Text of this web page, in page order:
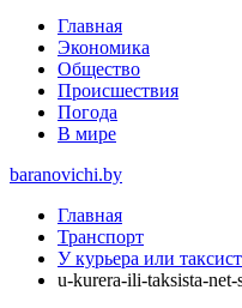
Главная
Экономика
Общество
Происшествия
Погода
В мире
baranovichi.by
Главная
Транспорт
У курьера или
u-kurera-ili-taksista-